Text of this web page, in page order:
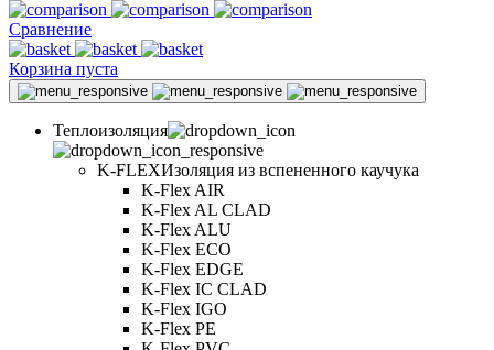
Сравнение
Корзина пуста
Теплоизоляция
K-FLEXИзоляция из вспененного каучука
K-Flex AIR
K-Flex AL CLAD
K-Flex ALU
K-Flex ECO
K-Flex EDGE
K-Flex IC CLAD
K-Flex IGO
K-Flex PE